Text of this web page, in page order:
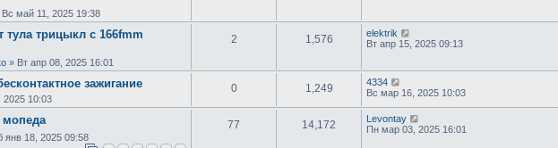
Вс май 11, 2025 19:38
тула трицыкл с 166fmm
» Вт апр 08, 2025 16:01
2 1,576
elektrik
Вт апр 15, 2025 09:13
зажигание
2025 10:03
0 1,249
4334
Вс мар 16, 2025 10:03
мопеда
янв 18, 2025 09:58
77 14,172
Levontay
Пн мар 03, 2025 16:01